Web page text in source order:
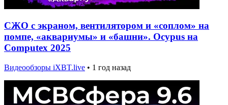
СЖО с экраном, вентилятором и «соплом» на
помпе, «аквариумы» и «башни». Ocypus на
Computex 2025
Видеообзоры iXBT.live • 1 год назад